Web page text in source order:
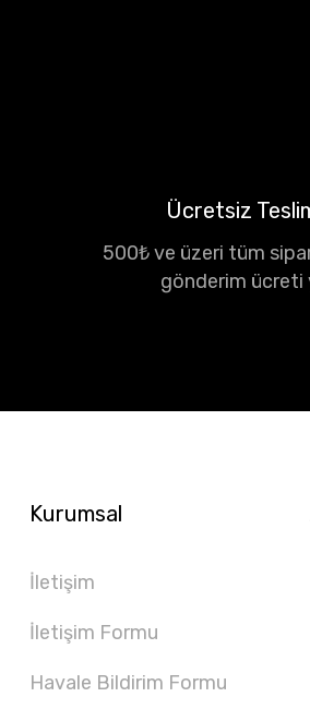
Ücretsiz
500₺ ve üzeri tüm
gönderim ücreti
Kurumsal
İletişim
İletişim Formu
Havale Bildirim Formu